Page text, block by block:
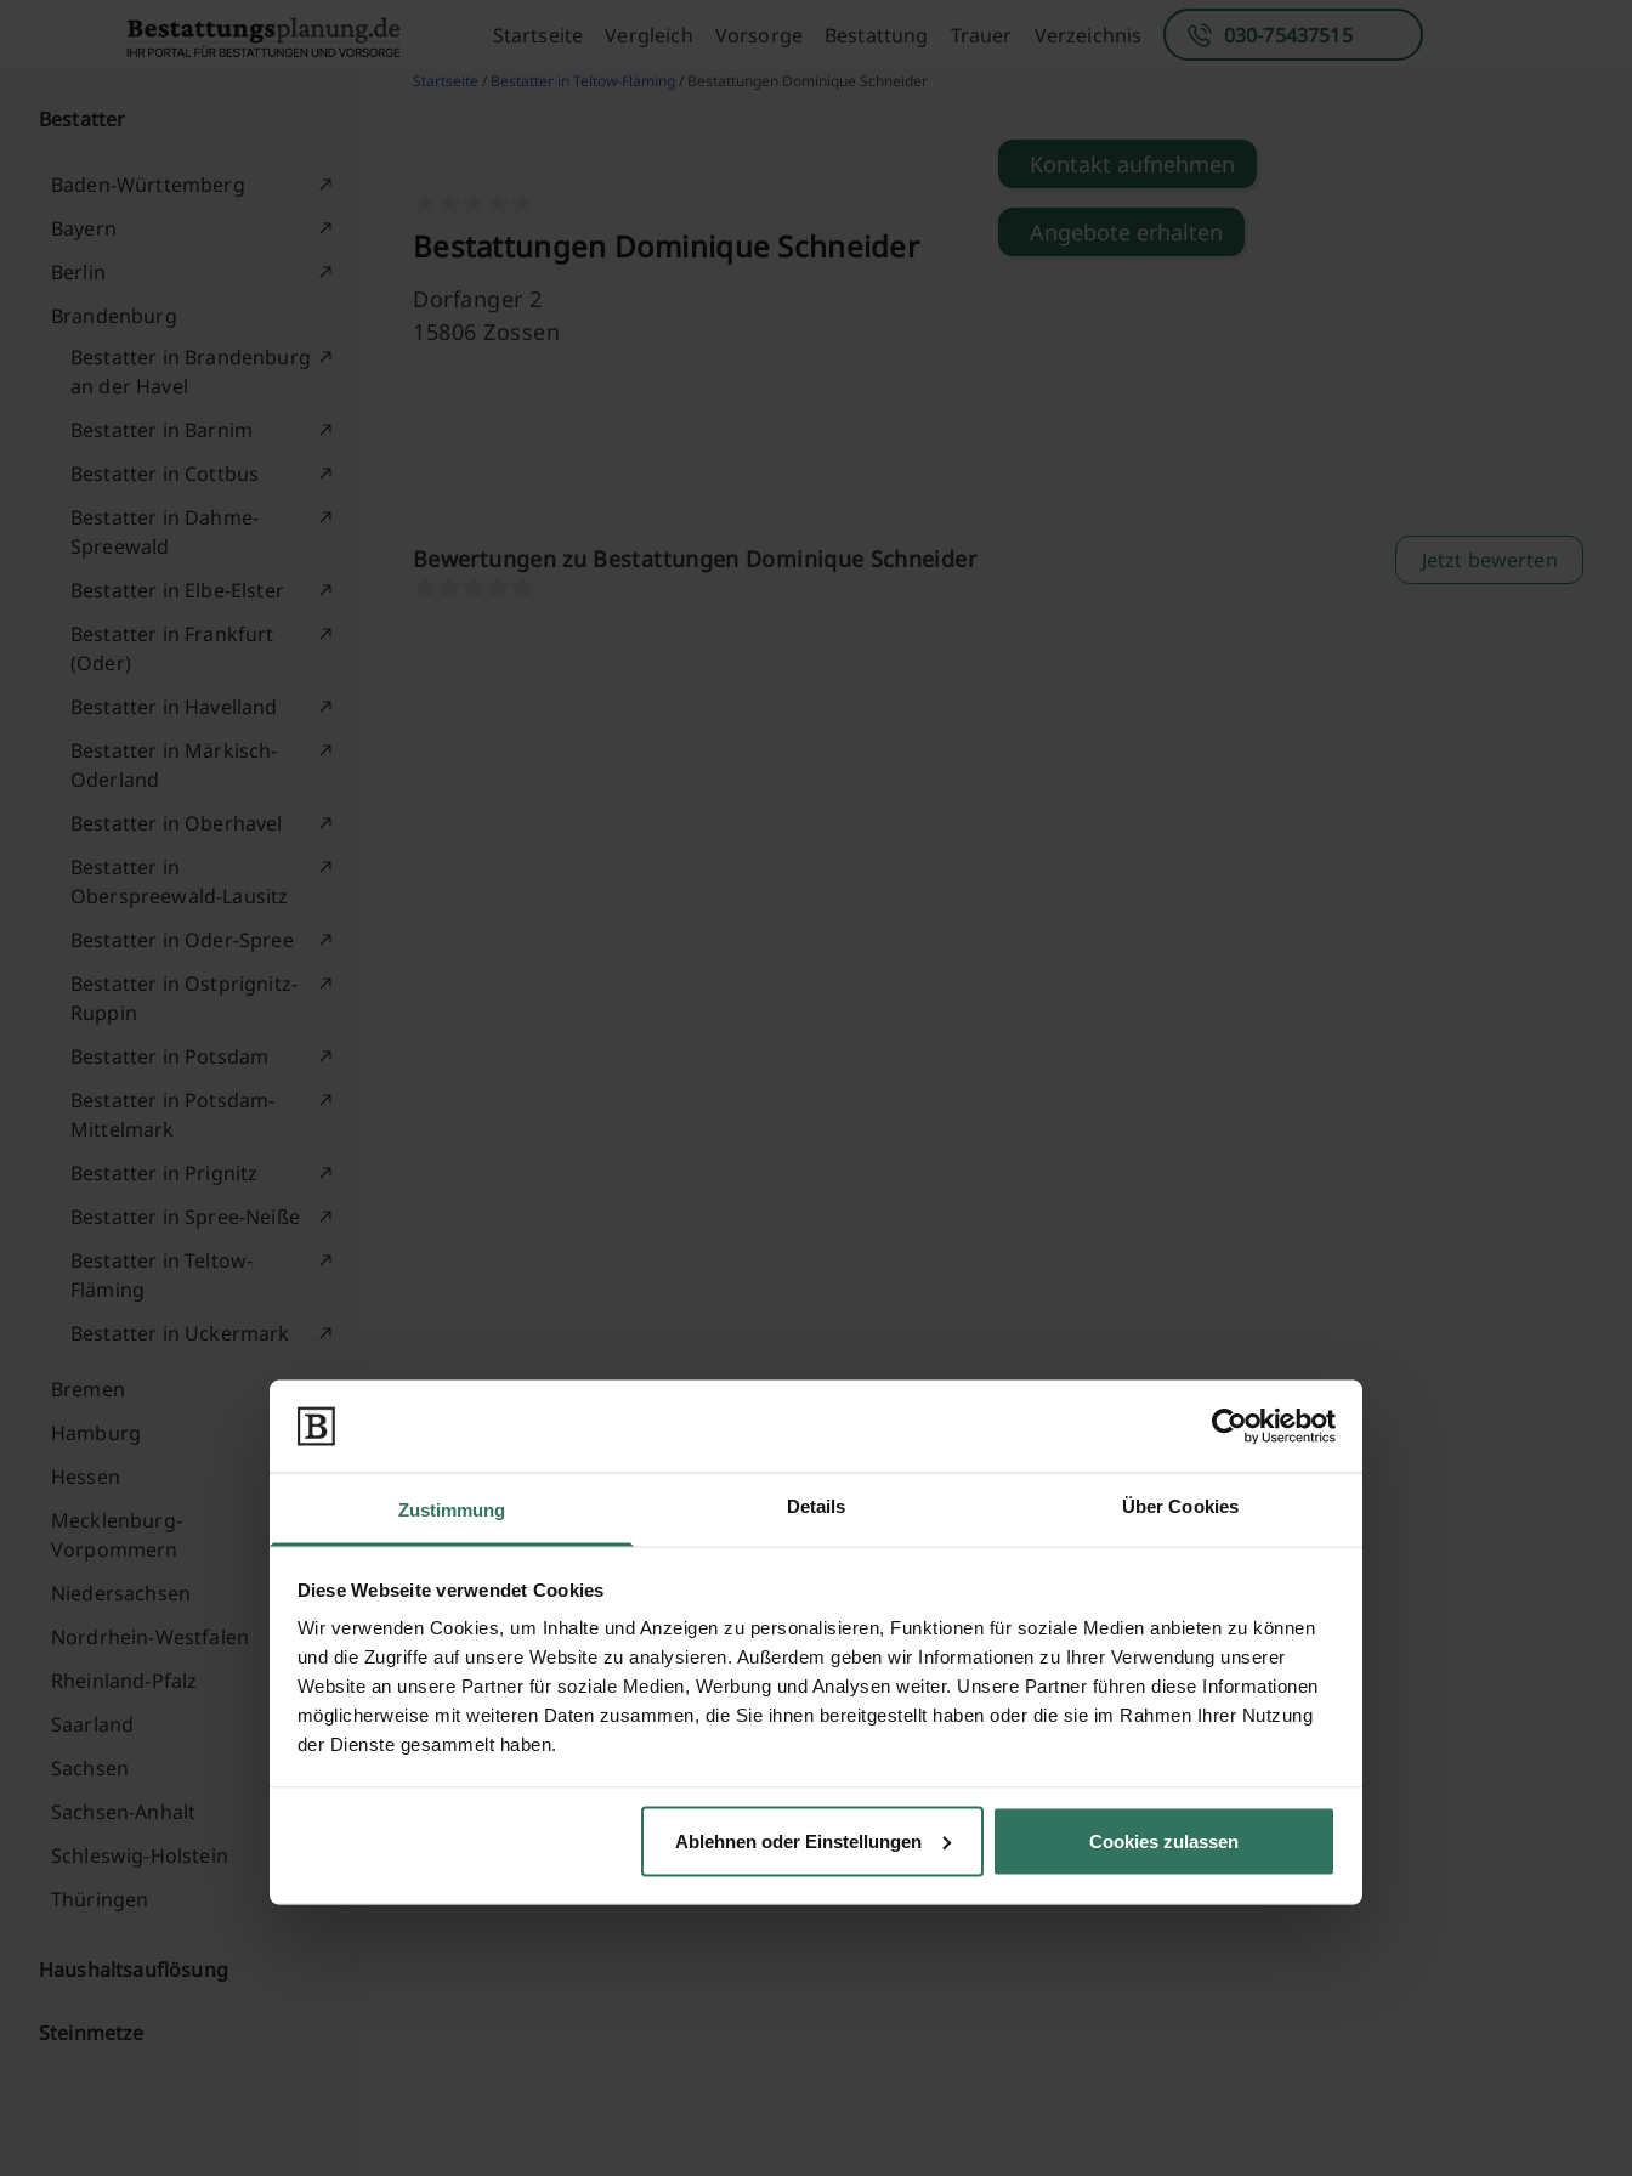
Zustimmung Details Über Cookies
Diese Webseite verwendet Cookies
Wir verwenden Cookies, um Inhalte und Anzeigen zu personalisieren, Funktionen für soziale Medien anbieten zu können
und die Zugriffe auf unsere Website zu analysieren. Außerdem geben wir Informationen zu Ihrer Verwendung unserer
Website an unsere Partner für soziale Medien, Werbung und Analysen weiter. Unsere Partner führen diese Informationen
möglicherweise mit weiteren Daten zusammen, die Sie ihnen bereitgestellt haben oder die sie im Rahmen Ihrer Nutzung
der Dienste gesammelt haben.
Ablehnen oder Einstellungen Cookies zulassen
Startseite Vergleich Vorsorge Bestattung Trauer Verzeichnis 030-75437515
Bestatter
Baden-Württemberg
Bayern
Berlin
Brandenburg
Bestatter in Brandenburg
an der Havel
Bestatter in Barnim
Bestatter in Cottbus
Bestatter in Dahme-
Spreewald
Bestatter in Elbe-Elster
Bestatter in Frankfurt
(Oder)
Bestatter in Havelland
Bestatter in Märkisch-
Oderland
Bestatter in Oberhavel
Bestatter in
Oberspreewald-Lausitz
Bestatter in Oder-Spree
Bestatter in Ostprignitz-
Ruppin
Bestatter in Potsdam
Bestatter in Potsdam-
Mittelmark
Bestatter in Prignitz
Bestatter in Spree-Neiße
Bestatter in Teltow-
Fläming
Bestatter in Uckermark
Bremen
Hamburg
Hessen
Mecklenburg-
Vorpommern
Niedersachsen
Nordrhein-Westfalen
Rheinland-Pfalz
Saarland
Sachsen
Sachsen-Anhalt
Schleswig-Holstein
Thüringen
Haushaltsauflösung
Steinmetze
Startseite / Bestatter in Teltow-Fläming / Bestattungen Dominique Schneider
Bestattungen Dominique Schneider
Dorfanger 2
15806 Zossen
Kontakt aufnehmen
Angebote erhalten
Bewertungen zu Bestattungen Dominique Schneider Jetzt bewerten